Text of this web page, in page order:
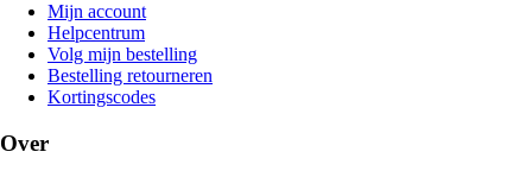
Mijn account
Helpcentrum
Volg mijn bestelling
Bestelling retourneren
Kortingscodes
Over